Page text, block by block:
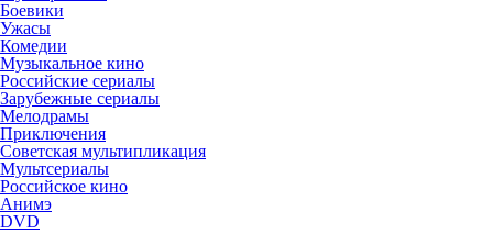
Боевики
Ужасы
Комедии
Музыкальное кино
Российские сериалы
Зарубежные сериалы
Мелодрамы
Приключения
Советская мультипликация
Мультсериалы
Российское кино
Анимэ
DVD